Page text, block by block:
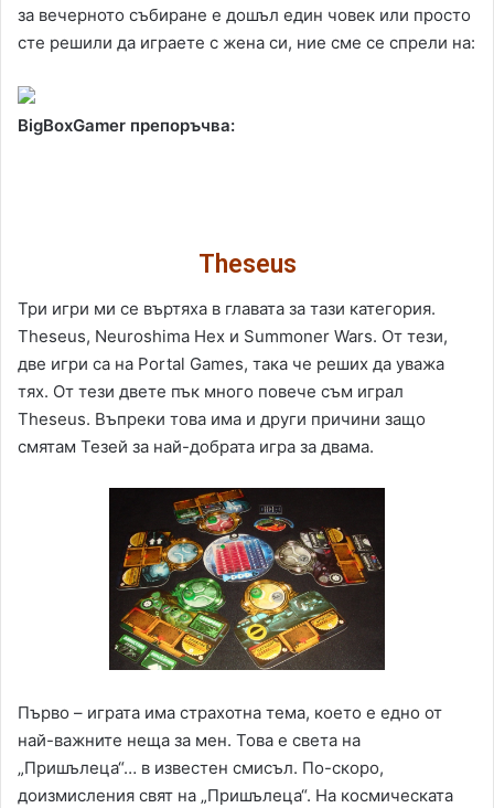
за вечерното събиране е дошъл един човек или просто
сте решили да играете с жена си, ние сме се спрели на:
BigBoxGamer препоръчва:
Theseus
Три игри ми се въртяха в главата за тази категория.
Theseus, Neuroshima Hex и Summoner Wars. От тези,
две игри са на Portal Games, така че реших да уважа
тях. От тези двете пък много повече съм играл
Theseus. Въпреки това има и други причини защо
смятам Тезей за най-добрата игра за двама.
Първо – играта има страхотна тема, което е едно от
най-важните неща за мен. Това е светa на
„Пришълеца“… в известен смисъл. По-скоро,
доизмисления свят на „Пришълеца“. На космическата